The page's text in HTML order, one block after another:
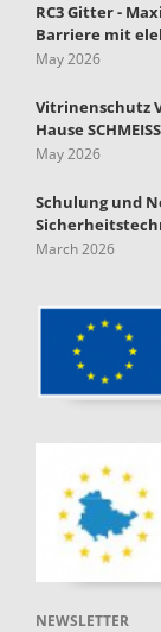
RC3 Gitter -
Barriere mit
May 2026
Vitrinenschutz
Hause
May 2026
Schulung und
March 2026
NEWSLETTER